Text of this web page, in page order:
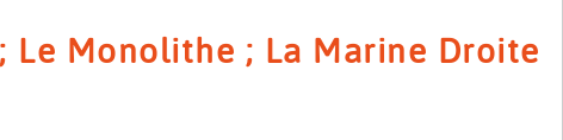
Le Monolithe ; La Marine Droite